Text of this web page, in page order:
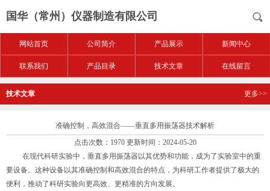
国华（常州）仪器制造有限公司
网站首页 公司简介 产品展示 新闻中心
联系我们 产品目录 技术文章 在线留言
技术文章 更多>>
准确控制，高效混合——垂直多用振荡器技术解析
点击次数：1970 更新时间：2024-05-20
在现代科研实验中，垂直多用振荡器以其优势和功能，成为了实验室中的重
要设备。这种设备以其准确控制和高效混合的特点，为科研工作者提供了极大的
便利，推动了科研实验向更高效、更精准的方向发展。